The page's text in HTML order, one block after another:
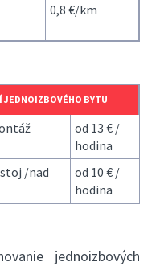
0,8 €/km
JEDNOIZBOVÉHO BYTU
od 13 € /
hodina
/nad
od 10 € /
hodina
jednoizbových